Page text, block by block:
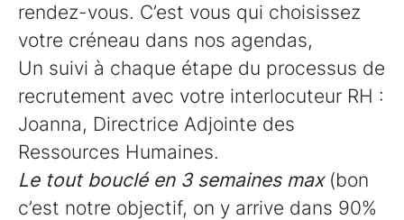
rendez-vous. C’est vous qui choisissez
votre créneau dans nos agendas,
Un suivi à chaque étape du processus de
recrutement avec votre interlocuteur RH :
Joanna, Directrice Adjointe des
Ressources Humaines.
Le tout bouclé en 3 semaines max(bon
c’est notre objectif, on y arrive dans 90%